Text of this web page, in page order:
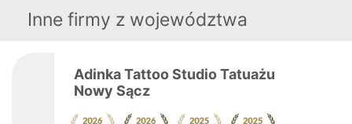
Inne firmy z województwa
Adinka Tattoo Studio Tatuażu
Nowy Sącz